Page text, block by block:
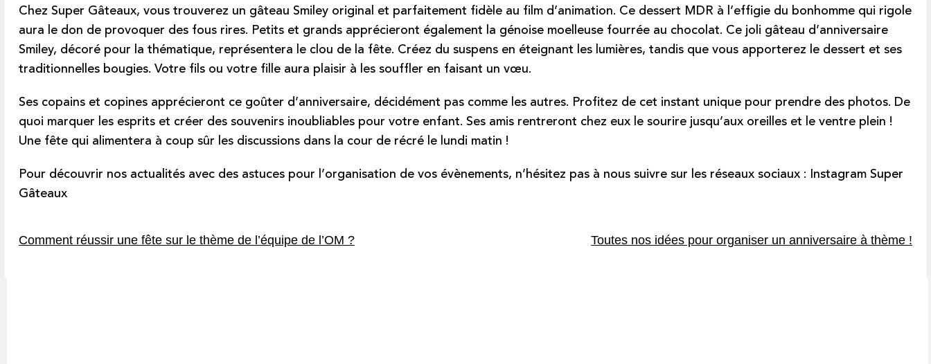
Chez Super Gâteaux, vous trouverez un gâteau Smiley original et parfaitement fidèle au film d’animation. Ce dessert MDR à l’effigie du bonhomme qui rigole
aura le don de provoquer des fous rires. Petits et grands apprécieront également la génoise moelleuse fourrée au chocolat. Ce joli gâteau d’anniversaire
Smiley, décoré pour la thématique, représentera le clou de la fête. Créez du suspens en éteignant les lumières, tandis que vous apporterez le dessert et ses
traditionnelles bougies. Votre fils ou votre fille aura plaisir à les souffler en faisant un vœu.
Ses copains et copines apprécieront ce goûter d’anniversaire, décidément pas comme les autres. Profitez de cet instant unique pour prendre des photos. De
quoi marquer les esprits et créer des souvenirs inoubliables pour votre enfant. Ses amis rentreront chez eux le sourire jusqu’aux oreilles et le ventre plein !
Une fête qui alimentera à coup sûr les discussions dans la cour de récré le lundi matin !
Pour découvrir nos actualités avec des astuces pour l’organisation de vos évènements, n’hésitez pas à nous suivre sur les réseaux sociaux : Instagram Super
Gâteaux
Navigation
Comment réussir une fête sur le thème de l’équipe de l’OM ? Toutes nos idées pour organiser un anniversaire à thème !